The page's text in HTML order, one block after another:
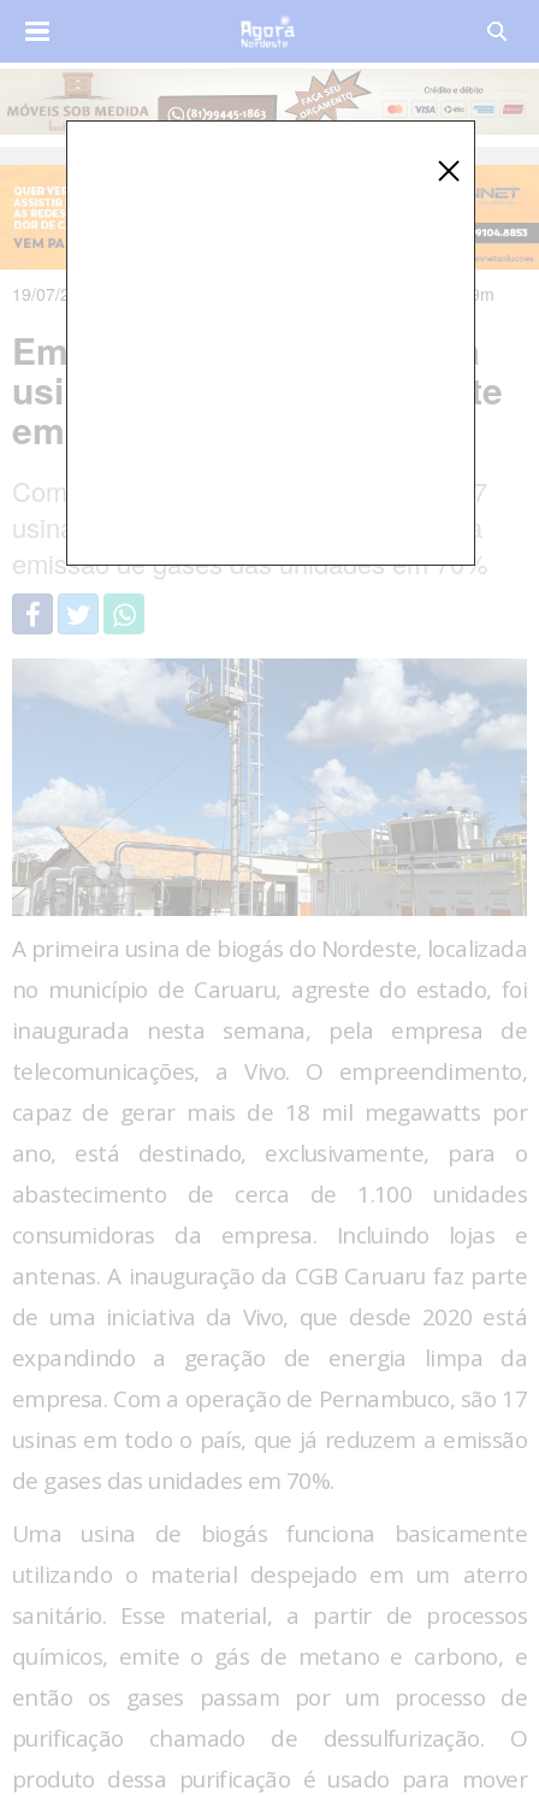
19/07/2021 às 08h15m - Atualizado em 19/07/2021 às 08h49m
Empresa inaugura primeira
usina de biogás do Nordeste
em Caruaru, no Agreste
Com a operação de Pernambuco, são 17
usinas em todo o país, que já reduzem a
emissão de gases das unidades em 70%
A primeira usina de biogás do Nordeste, localizada
no município de Caruaru, agreste do estado, foi
inaugurada nesta semana, pela empresa de
telecomunicações, a Vivo. O empreendimento,
capaz de gerar mais de 18 mil megawatts por
ano, está destinado, exclusivamente, para o
abastecimento de cerca de 1.100 unidades
consumidoras da empresa. Incluindo lojas e
antenas. A inauguração da CGB Caruaru faz parte
de uma iniciativa da Vivo, que desde 2020 está
expandindo a geração de energia limpa da
empresa. Com a operação de Pernambuco, são 17
usinas em todo o país, que já reduzem a emissão
de gases das unidades em 70%.
Uma usina de biogás funciona basicamente
utilizando o material despejado em um aterro
sanitário. Esse material, a partir de processos
químicos, emite o gás de metano e carbono, e
então os gases passam por um processo de
purificação chamado de dessulfurização. O
produto dessa purificação é usado para mover